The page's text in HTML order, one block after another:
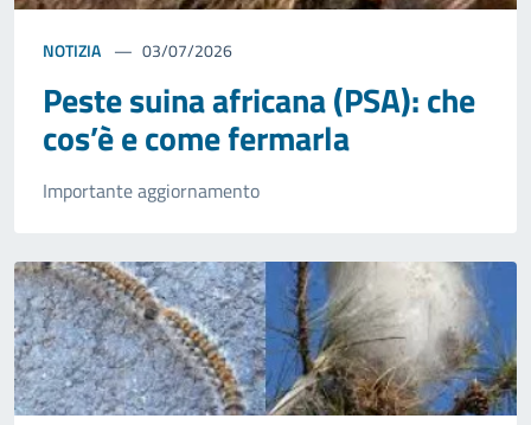
NOTIZIA 03/07/2026
Peste suina africana (PSA): che
cos’è e come fermarla
Importante aggiornamento